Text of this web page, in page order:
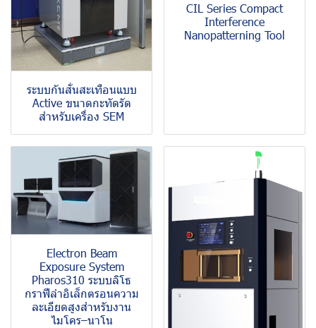
ระบบกันสั่นสะเทือนแบบ
Active ขนาดกะทัดรัด
สำหรับเครื่อง SEM
CIL Series Compact
Interference
Nanopatterning Tool
Electron Beam
Exposure System
Pharos310 ระบบลิโธ
กราฟีลำอิเล็กตรอนความ
ละเอียดสูงสำหรับงาน
ไมโคร–นาโน